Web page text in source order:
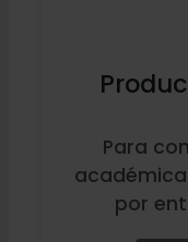
Para
por